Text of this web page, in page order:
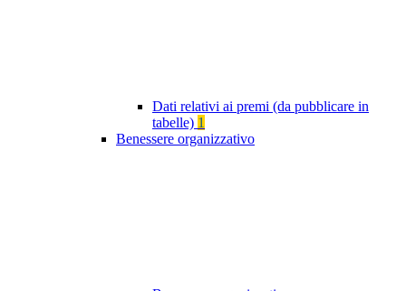
Dati relativi ai premi (da pubblicare in
tabelle) 1
Benessere organizzativo